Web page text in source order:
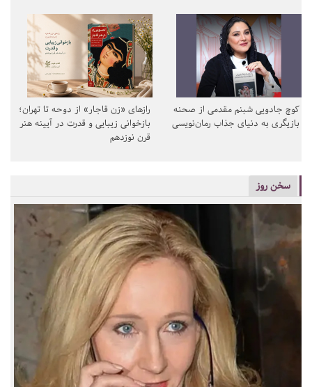
کوچ جادویی شبنم مقدمی از صحنه
بازیگری به دنیای جذاب رمان‌نویسی
رازهای «زن قاجار» از دوحه تا تهران؛
بازخوانی زیبایی و قدرت در آیینه هنر
قرن نوزدهم
سخن روز